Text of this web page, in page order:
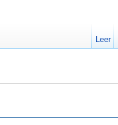
Leer